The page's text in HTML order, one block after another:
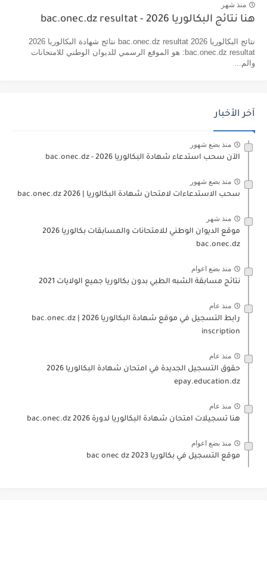
منذ شهر
هنا نتائج البكالوريا 2026 - bac.onec.dz resultat
نتائج البكالوريا 2026 bac.onec.dz resultat نتائج شهادة البكالوريا 2026
bac.onec.dz resultat: هو الموقع الرسمي للديوان الوطني للامتحانات
والم...
آخر الأخبار
منذ بضع شهور
الآن سحب استدعاء شهادة البكالوريا bac.onec.dz - 2026
منذ بضع شهور
سحب الاستدعاءات لامتحان شهادة البكالوريا | 2026 bac.onec.dz
منذ شهر
موقع الديوان الوطني للامتحانات والمسابقات بكالوريا 2026
bac.onec.dz
منذ بضع اعوام
نتائج مسابقة الشبه الطبي بدون بكالوريا جميع الولايات 2021
منذ عام
رابط التسجيل في موقع شهادة البكالوريا 2026 | bac.onec.dz
inscription
منذ عام
حقوق التسجيل الجديدة في امتحان شهادة البكالوريا 2026
epay.education.dz
منذ عام
هنا تسجيلات امتحان شهادة البكالوريا لدورة 2026 bac.onec.dz
منذ بضع اعوام
موقع التسجيل في بكالوريا 2023 bac onec dz